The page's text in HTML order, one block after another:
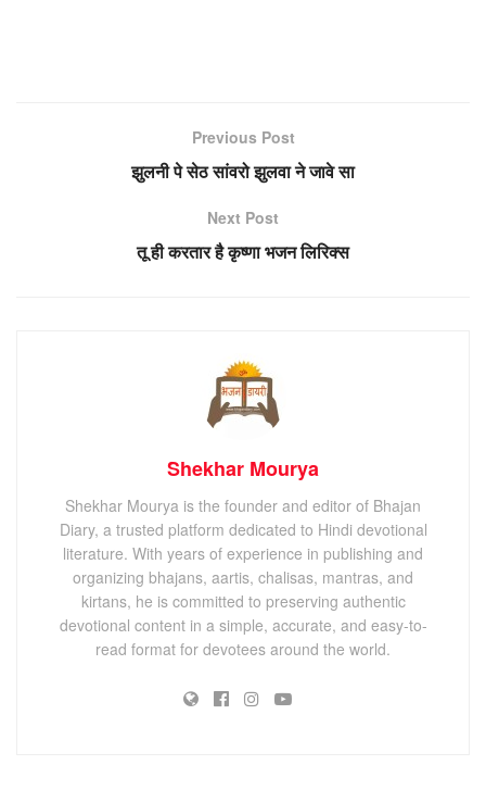
Previous Post
झुलनी पे सेठ सांवरो झुलवा ने जावे सा
Next Post
तू ही करतार है कृष्णा भजन लिरिक्स
Shekhar Mourya
Shekhar Mourya is the founder and editor of Bhajan
Diary, a trusted platform dedicated to Hindi devotional
literature. With years of experience in publishing and
organizing bhajans, aartis, chalisas, mantras, and
kirtans, he is committed to preserving authentic
devotional content in a simple, accurate, and easy-to-
read format for devotees around the world.